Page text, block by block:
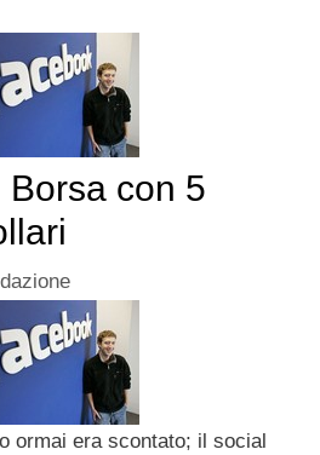
con 5
ormai era scontato; il social